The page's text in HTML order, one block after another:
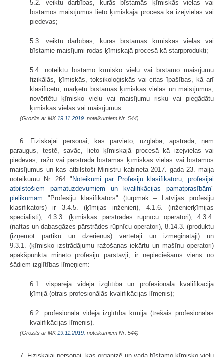
5.2. veiktu darbības, kurās bīstamās ķīmiskās vielas vai
bīstamos maisījumus lieto ķīmiskajā procesā kā izejvielas vai
piedevas;
5.3. veiktu darbības, kurās bīstamās ķīmiskās vielas vai
bīstamie maisījumi rodas ķīmiskajā procesā kā starpprodukti;
5.4. noteiktu bīstamo ķīmisko vielu vai bīstamo maisījumu
fizikālās, ķīmiskās, toksikoloģiskās vai citas īpašības, kā arī
klasificētu, marķētu bīstamās ķīmiskās vielas un maisījumus,
novērtētu ķīmisko vielu vai maisījumu risku vai piegādātu
ķīmiskās vielas vai maisījumus.
(Grozīts ar MK 19.11.2019. noteikumiem Nr. 544)
6. Fiziskajai personai, kas pārvieto, uzglabā, apstrādā, ņem
paraugus, testē, savāc, lieto ķīmiskajā procesā kā izejvielas vai
piedevas, ražo vai pārstrādā bīstamās ķīmiskās vielas vai bīstamos
maisījumus un kas atbilstoši Ministru kabineta 2017. gada 23. maija
noteikumu Nr. 264 "Noteikumi par Profesiju klasifikatoru, profesijai
atbilstošiem pamatuzdevumiem un kvalifikācijas pamatprasībām"
pielikumam "Profesiju klasifikators" (turpmāk – Latvijas profesiju
klasifikators) ir 3.4.5. (ķīmijas inženieri), 4.1.6. (inženierķīmijas
speciālisti), 4.3.3. (ķīmiskās pārstrādes rūpnīcu operatori), 4.3.4.
(naftas un dabasgāzes pārstrādes rūpnīcu operatori), 8.14.3. (produktu
(izņemot pārtiku un dzērienus) vērtētāji un izmēģinātāji) un
9.3.1. (ķīmisko izstrādājumu ražošanas iekārtu un mašīnu operatori)
apakšpunktā minēto profesiju pārstāvji, ir nepieciešams viens no
šādiem izglītības līmeņiem:
6.1. vispārējā vidējā izglītība un profesionālā kvalifikācija
ķīmijā (otrais profesionālās kvalifikācijas līmenis);
6.2. profesionālā vidējā izglītība ķīmijā (trešais profesionālās
kvalifikācijas līmenis).
(Grozīts ar MK 19.11.2019. noteikumiem Nr. 544)